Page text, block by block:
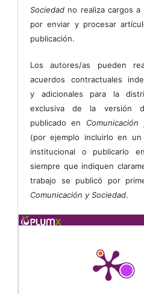
Sociedad no realiza cargos a
por enviar y procesar
publicación.
Los autores/as pueden
acuerdos contractuales
y adicionales para la
exclusiva de la versión
publicado en
(por ejemplo incluirlo en un
institucional o publicarlo
siempre que indiquen
trabajo se publicó por
Comunicación y Sociedad.